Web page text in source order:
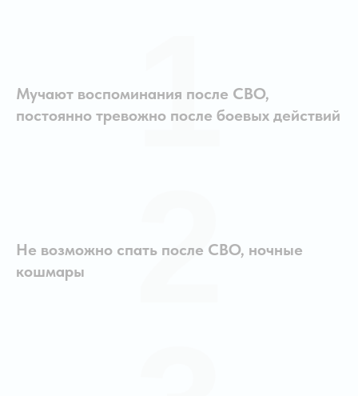
Мучают воспоминания после СВО,
постоянно тревожно после боевых действий
1
Не возможно спать после СВО, ночные
кошмары
2